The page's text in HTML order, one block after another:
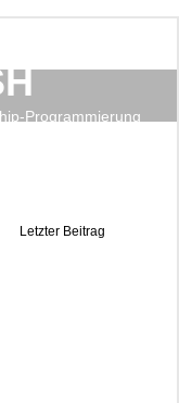
Programmierung
Letzter Beitrag